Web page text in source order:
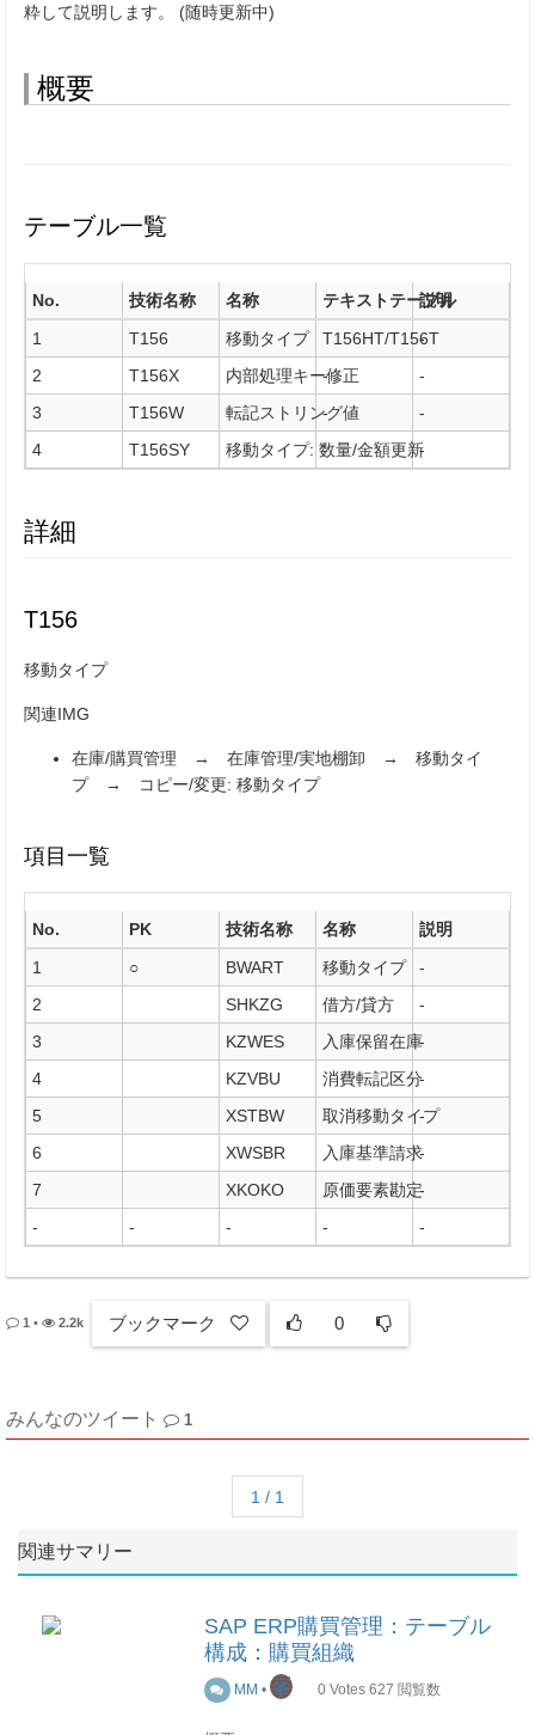
粋して説明します。 (随時更新中)
概要
テーブル一覧
No. 技術名称 名称 テキストテーブル
説明
1
T156 移動タイプ T156HT/T156T
-
2
T156X 内部処理キー修正
-
-
3
T156W 転記ストリング値
-
-
4
T156SY 移動タイプ: 数量/金額更新
- -
詳細
T156
移動タイプ
関連IMG
在庫/購買管理 → 在庫管理/実地棚卸 → 移動タイ
プ → コピー/変更: 移動タイプ
項目一覧
No. PK 技術名称 名称
説明
1
○ BWART 移動タイプ
-
2
SHKZG 借方/貸方
-
3
KZWES 入庫保留在庫-
4
KZVBU 消費転記区分-
5
XSTBW 取消移動タイプ
-
6
XWSBR 入庫基準請求-
7
XKOKO 原価要素勘定-
-
- - - -
1 • 2.2k ブックマーク 0
みんなのツイート 1
1 / 1
関連サマリー
SAP ERP購買管理：テーブル
構成：購買組織
MM • 峯 0 Votes 627 閲覧数